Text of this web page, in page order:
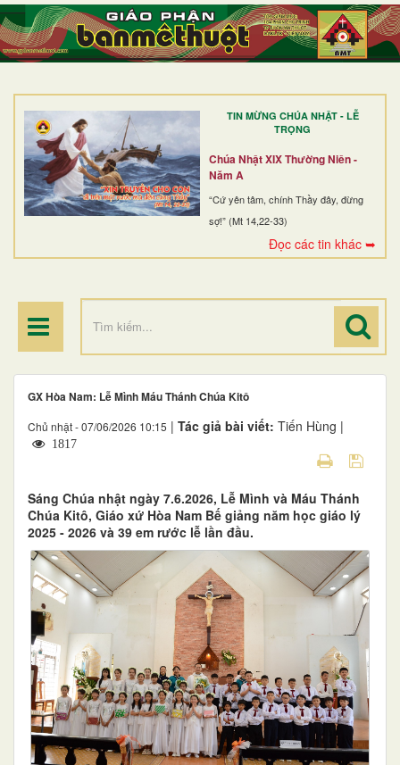
TIN MỪNG CHÚA NHẬT - LỄ
TRỌNG
Chúa Nhật XIX Thường Niên -
Năm A
“Cứ yên tâm, chính Thầy đây, đừng
sợ!” (Mt 14,22-33)
Đọc các tin khác ➥
TRANG NHẤT
GIỚI THIỆU
DÒNG TU
BAN MỤC VỤ
ĐOÀN THỂ CG
ĐIỂM HÀNH HƯƠNG
GX Hòa Nam: Lễ Mình Máu Thánh Chúa Kitô
Chủ nhật - 07/06/2026 10:15 | Tác giả bài viết: Tiến Hùng |
1817
Sáng Chúa nhật ngày 7.6.2026, Lễ Mình và Máu Thánh
Chúa Kitô, Giáo xứ Hòa Nam Bế giảng năm học giáo lý
2025 - 2026 và 39 em rước lễ lần đầu.